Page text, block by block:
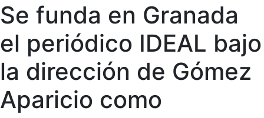
Se funda en Granada
el periódico IDEAL bajo
la dirección de Gómez
Aparicio como